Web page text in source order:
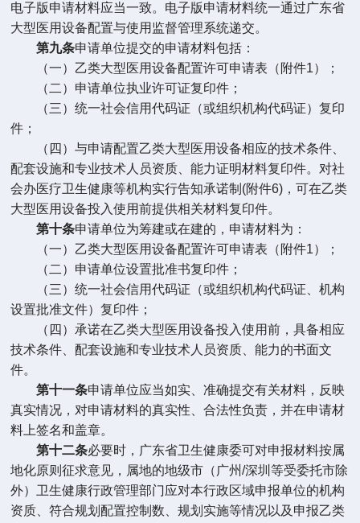
电子版申请材料应当一致。电子版申请材料统一通过广东省
大型医用设备配置与使用监督管理系统递交。
第九条申请单位提交的申请材料包括：
（一）乙类大型医用设备配置许可申请表（附件1）；
（二）申请单位执业许可证复印件；
（三）统一社会信用代码证（或组织机构代码证）复印
件；
（四）与申请配置乙类大型医用设备相应的技术条件、
配套设施和专业技术人员资质、能力证明材料复印件。对社
会办医疗卫生健康等机构实行告知承诺制 (附件6) ，可在乙类
大型医用设备投入使用前提供相关材料复印件。
第十条申请单位为筹建或在建的，申请材料为：
（一）乙类大型医用设备配置许可申请表（附件1）；
（二）申请单位设置批准书复印件；
（三）统一社会信用代码证（或组织机构代码证、机构
设置批准文件）复印件；
（四）承诺在乙类大型医用设备投入使用前，具备相应
技术条件、配套设施和专业技术人员资质、能力的书面文
件。
第十一条申请单位应当如实、准确提交有关材料，反映
真实情况，对申请材料的真实性、合法性负责，并在申请材
料上签名和盖章。
第十二条必要时，广东省卫生健康委可对申报材料按属
地化原则征求意见，属地的地级市（广州/深圳等受委托市除
外）卫生健康行政管理部门应对本行政区域申报单位的机构
资质、符合规划配置控制数、规划实施等情况以及申报乙类